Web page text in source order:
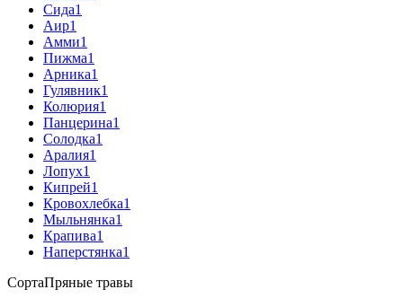
Сида1
Аир1
Амми1
Пижма1
Арника1
Гулявник1
Колюрия1
Панцерина1
Солодка1
Аралия1
Лопух1
Кипрей1
Кровохлебка1
Мыльнянка1
Крапива1
Наперстянка1
СортаПряные травы